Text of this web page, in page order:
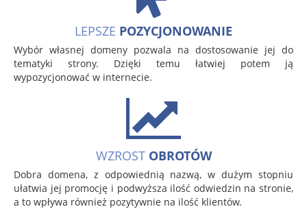
LEPSZE POZYCJONOWANIE
Wybór własnej domeny pozwala na dostosowanie jej do
tematyki strony. Dzięki temu łatwiej potem ją
wypozycjonować w internecie.
WZROSTOBROTÓW
Dobra domena, z odpowiednią nazwą, w dużym stopniu
ułatwia jej promocję i podwyższa ilość odwiedzin na stronie,
a to wpływa również pozytywnie na ilość klientów.